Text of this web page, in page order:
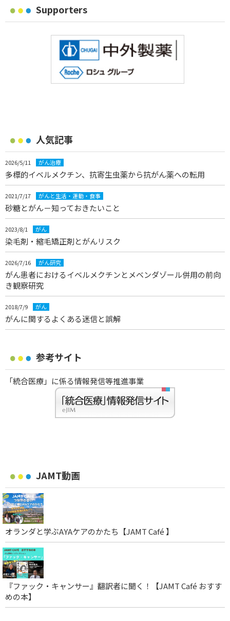
Supporters
人気記事
2026/5/11 がん治療
多標的イベルメクチン、抗寄生虫薬から抗がん薬への転用
2021/7/17 がんと生活・運動・食事
砂糖とがん－知っておきたいこと
2023/8/1 がん
染毛剤・縮毛矯正剤とがんリスク
2026/7/16 がん研究
がん患者におけるイベルメクチンとメベンダゾール併用の前向
き観察研究
2018/7/9 がん
がんに関するよくある迷信と誤解
参考サイト
「統合医療」に係る情報発信等推進事業
JAMT動画
オランダと学ぶAYAケアのかたち【JAMT Café 】
『ファック・キャンサー』翻訳者に聞く！【JAMT Café おすす
めの本】